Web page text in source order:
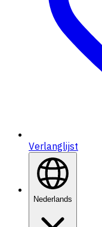
Verlanglijst
Nederlands